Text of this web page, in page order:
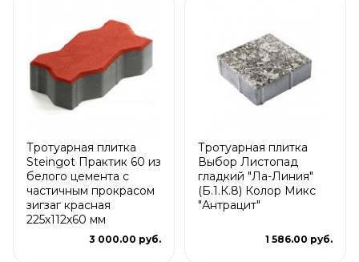
Тротуарная плитка
Steingot Практик 60 из
белого цемента с
частичным прокрасом
зигзаг красная
225х112х60 мм
3 000.00 руб.
Тротуарная плитка
Выбор Листопад
гладкий "Ла-Линия"
(Б.1.К.8) Колор Микс
"Антрацит"
1 586.00 руб.